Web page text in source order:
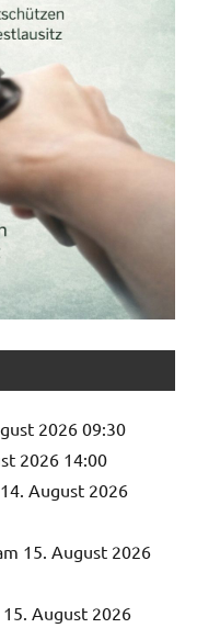
2026 09:30
2026 14:00
August 2026
15. August 2026
August 2026